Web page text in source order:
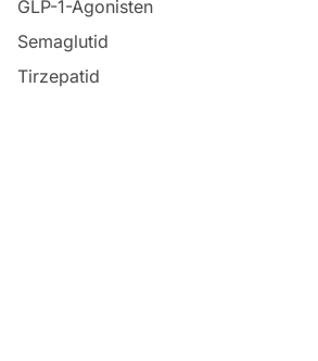
GLP-1-Agonisten
Semaglutid
Tirzepatid